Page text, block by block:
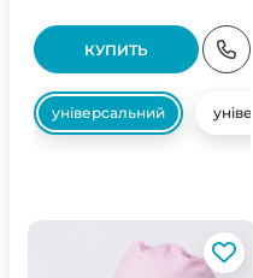
КУПИТЬ
універсальний